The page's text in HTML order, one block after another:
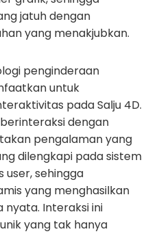
jatuh dengan
yang menakjubkan.
penginderaan
untuk
pada Salju 4D.
dengan
pengalaman yang
dilengkapi pada sistem
user, sehingga
yang menghasilkan
nyata. Interaksi ini
yang tak hanya